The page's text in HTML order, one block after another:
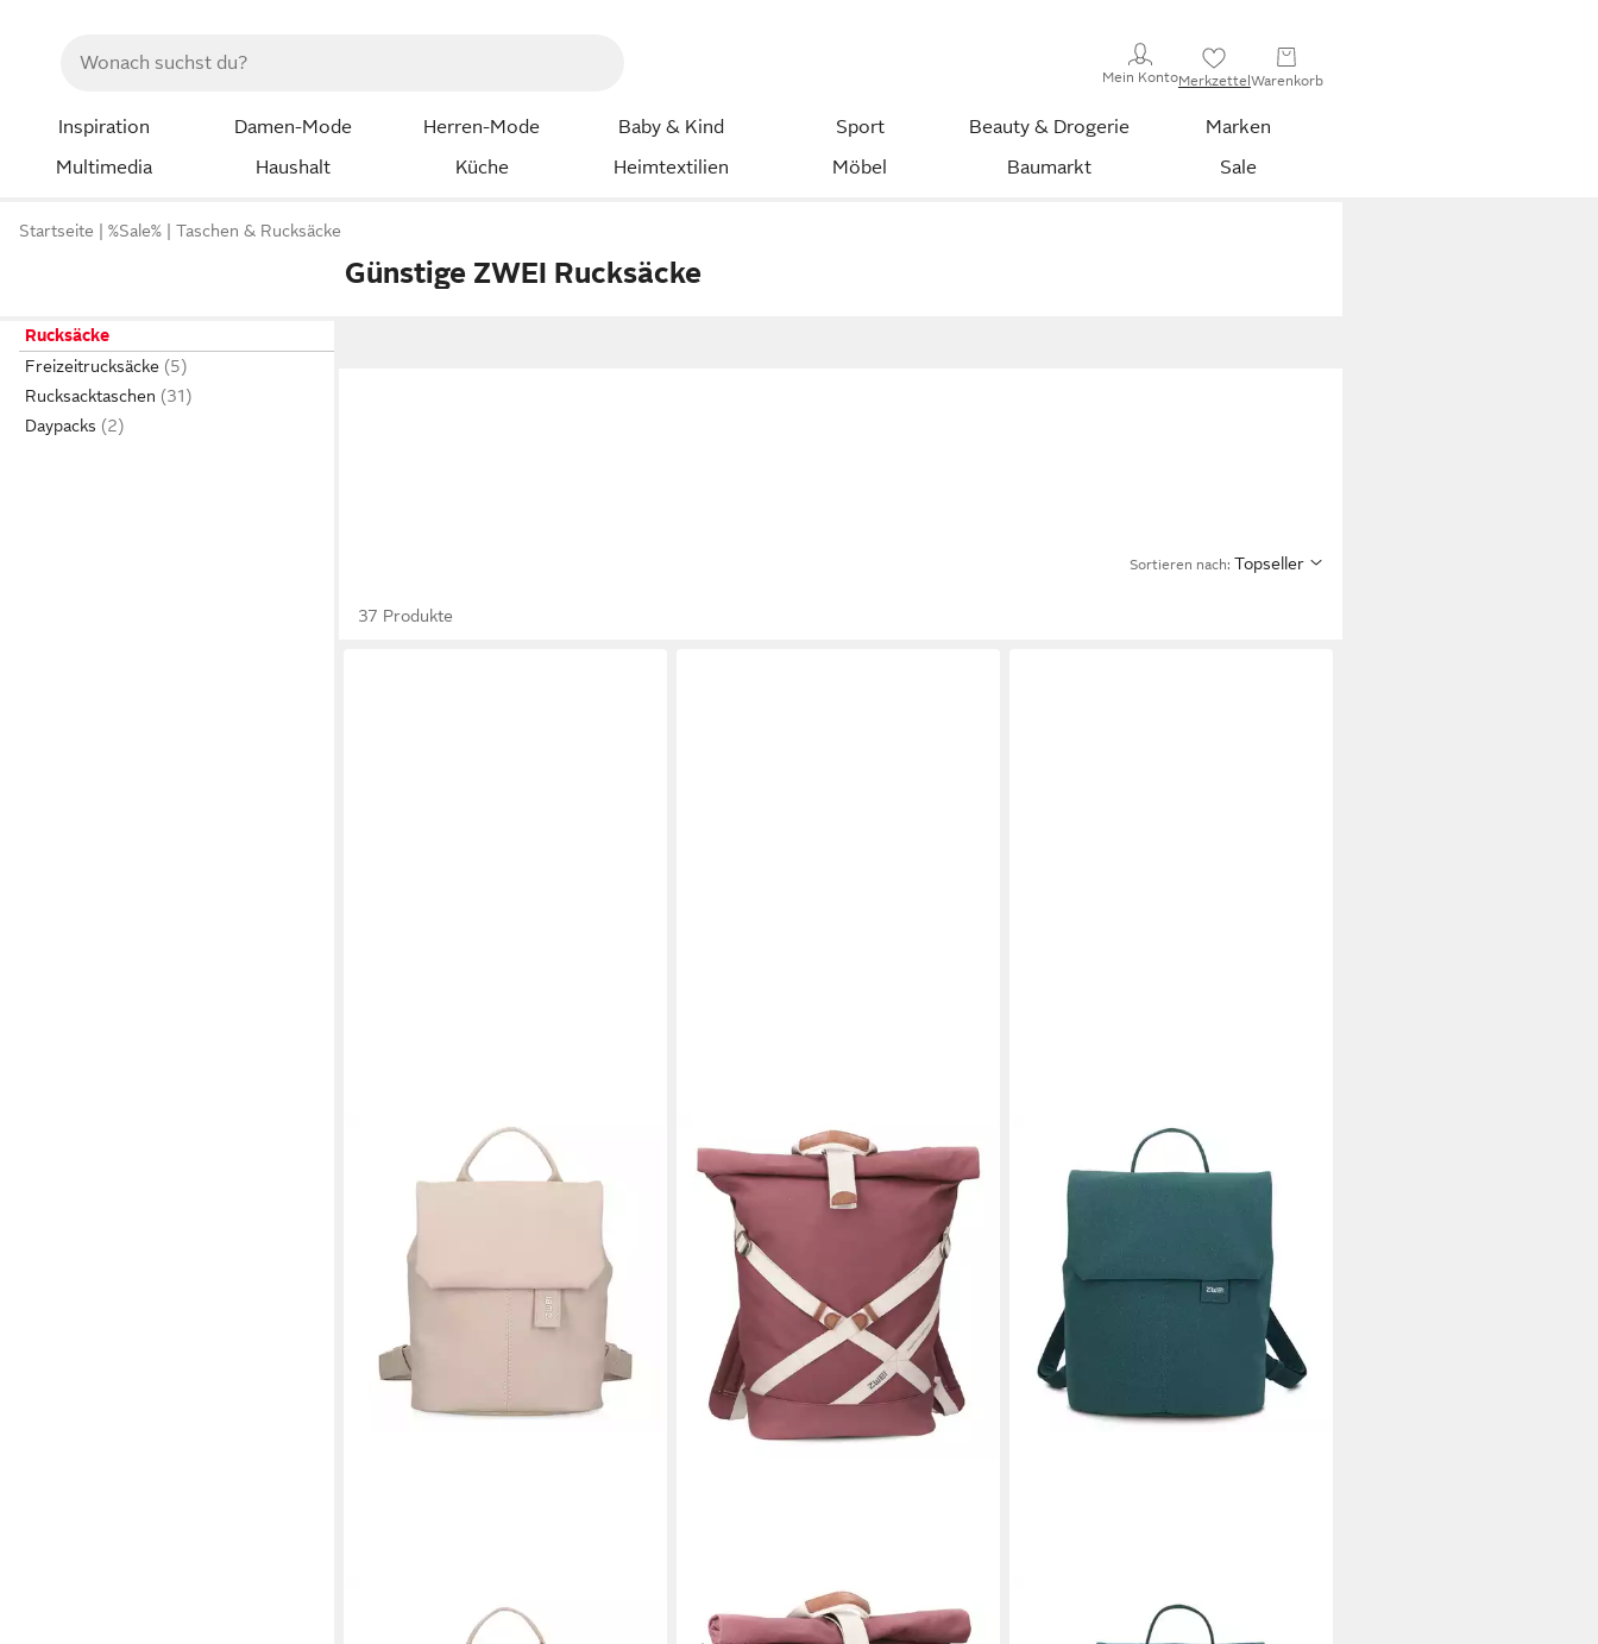
Mein KontoMerkzettelWarenkorb
Inspiration Damen-Mode Herren-Mode Baby & Kind Sport Beauty & Drogerie
Marken
Multimedia
Haushalt Küche Heimtextilien Möbel Baumarkt Sale
Startseite %Sale% Taschen & Rucksäcke
Günstige ZWEI Rucksäcke
Rucksäcke
Freizeitrucksäcke
Rucksacktaschen
Daypacks
Sortieren nach: Topseller
37 Produkte
Rucksack Yoga